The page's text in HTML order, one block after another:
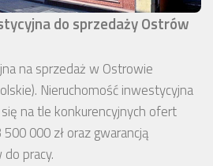
do sprzedaży Ostrów
na sprzedaż w Ostrowie
Nieruchomość inwestycyjna
na tle konkurencyjnych ofert
000 zł oraz gwarancją
pracy.